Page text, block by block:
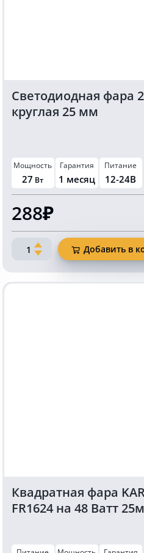
Светодиодная фара
круглая 25 мм
Мощность
27 Вт
Гарантия
1 месяц
Питание
12-24В
288₽
Количество
Светодиодная
фара
Добавить в
Квадратная фара
FR1624 на 48 Ватт